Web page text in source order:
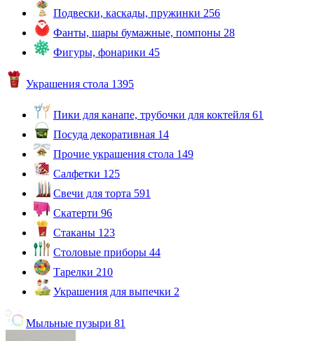
Подвески, каскады, пружинки 256
Фанты, шары бумажные, помпоны 28
Фигуры, фонарики 45
Украшения стола 1395
Пики для канапе, трубочки для коктейля 61
Посуда декоративная 14
Прочие украшения стола 149
Салфетки 125
Свечи для торта 591
Скатерти 96
Стаканы 123
Столовые приборы 44
Тарелки 210
Украшения для выпечки 2
Мыльные пузыри 81